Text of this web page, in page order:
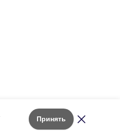
Принять
Лента новостей